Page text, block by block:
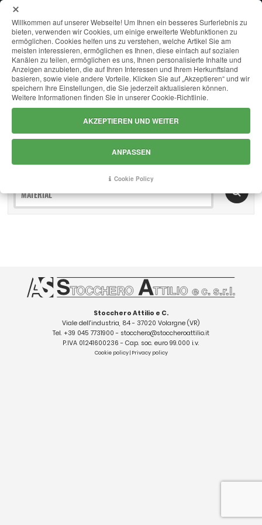
LAGERBESTAND
MATERIAL
Stocchero Attilio e C.
Viale dell'industria, 84 - 37020 Volargne (VR)
Tel. +39 045 7731900 - stocchero@stoccheroattilio.it
P.IVA 01241600236 - Cap. soc. euro 99.000 i.v.
Cookie policy| Privacy policy
Willkommen auf unserer Webseite! Um Ihnen ein besseres Surferlebnis zu
bieten, verwenden wir Cookies, um einige erweiterte Webfunktionen zu
ermöglichen. Cookies helfen uns zu verstehen, welche Artikel Sie am
meisten interessieren, ermöglichen es Ihnen, diese einfach auf sozialen
Kanälen zu teilen, ermöglichen es uns, Ihnen personalisierte Inhalte und
Anzeigen anzubieten, die auf Ihren Interessen und Ihrem Herkunftsland
basieren, sowie viele andere Vorteile. Klicken Sie auf „Akzeptieren“ und wir
speichern Ihre Einstellungen, die Sie jederzeit aktualisieren können.
Weitere Informationen finden Sie in unserer Cookie-Richtlinie.
AKZEPTIEREN UND WEITER
ANPASSEN
Cookie Policy